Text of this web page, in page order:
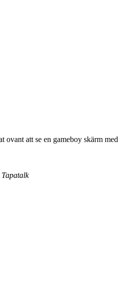
ovant att se en gameboy skärm med